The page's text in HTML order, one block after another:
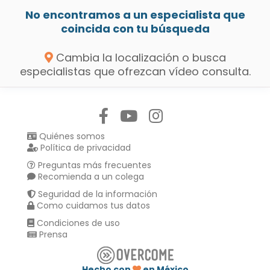
No encontramos a un especialista que
coincida con tu búsqueda
Cambia la localización o busca
especialistas que ofrezcan vídeo consulta.
Quiénes somos
Política de privacidad
Preguntas más frecuentes
Recomienda a un colega
Seguridad de la información
Como cuidamos tus datos
Condiciones de uso
Prensa